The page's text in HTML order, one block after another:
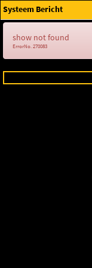
Systeem Bericht
show not found
ErrorNo. 270083